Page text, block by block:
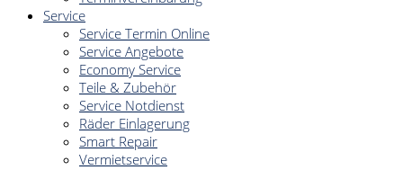
Service
Service Termin Online
Service Angebote
Economy Service
Teile & Zubehör
Service Notdienst
Räder Einlagerung
Smart Repair
Vermietservice